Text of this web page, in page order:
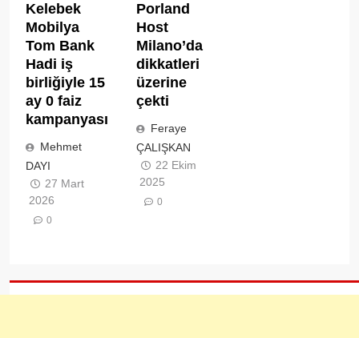
Kelebek
Mobilya
Tom Bank
Hadi iş
birliğiyle 15
ay 0 faiz
kampanyası
Mehmet
DAYI
27 Mart
2026
0
Porland
Host
Milano’da
dikkatleri
üzerine
çekti
Feraye
ÇALIŞKAN
22 Ekim
2025
0